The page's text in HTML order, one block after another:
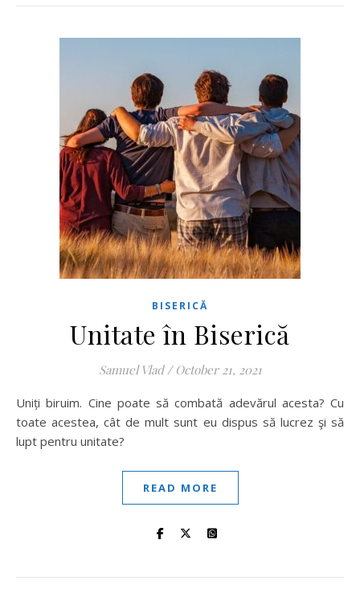
BISERICĂ
Unitate în Biserică
Samuel Vlad / October 21, 2021
Uniți biruim. Cine poate să combată adevărul acesta? Cu
toate acestea, cât de mult sunt eu dispus să lucrez şi să
lupt pentru unitate?
READ MORE